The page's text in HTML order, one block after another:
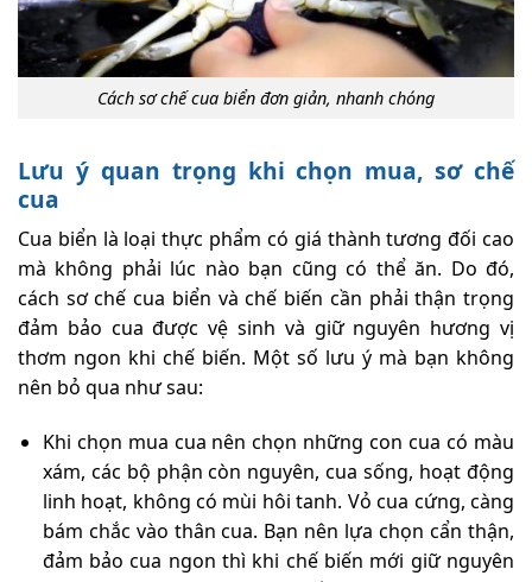
Cách sơ chế cua biển đơn giản, nhanh chóng
Lưu ý quan trọng khi chọn mua, sơ chế
cua
Cua biển là loại thực phẩm có giá thành tương đối cao
mà không phải lúc nào bạn cũng có thể ăn. Do đó,
cách sơ chế cua biển và chế biến cần phải thận trọng
đảm bảo cua được vệ sinh và giữ nguyên hương vị
thơm ngon khi chế biến. Một số lưu ý mà bạn không
nên bỏ qua như sau:
Khi chọn mua cua nên chọn những con cua có màu
xám, các bộ phận còn nguyên, cua sống, hoạt động
linh hoạt, không có mùi hôi tanh. Vỏ cua cứng, càng
bám chắc vào thân cua. Bạn nên lựa chọn cẩn thận,
đảm bảo cua ngon thì khi chế biến mới giữ nguyên